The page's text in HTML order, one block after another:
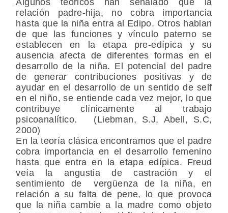
relación padre-hija, no cobra importancia
hasta que la niña entra al Edipo. Otros hablan
de que las funciones y vínculo paterno se
establecen en la etapa pre-edípica y su
ausencia afecta de diferentes formas en el
desarrollo de la niña. El potencial del padre
de generar contribuciones positivas y de
ayudar en el desarrollo de un sentido de self
en el niño, se entiende cada vez mejor, lo que
contribuye clínicamente al trabajo
psicoanalítico. (Liebman, S.J, Abell, S.C,
2000)
En la teoría clásica encontramos que el padre
cobra importancia en el desarrollo femenino
hasta que entra en la etapa edípica. Freud
veía la angustia de castración y el
sentimiento de vergüenza de la niña, en
relación a su falta de pene, lo que provoca
que la niña cambie a la madre como objeto